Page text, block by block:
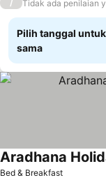
/ Tidak ada penilaian
Pilih tanggal
sama
Bed & Breakfast
Aradhana